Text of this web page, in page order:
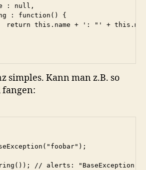
simples. Kann man z.B. so
fangen:
// alerts: "BaseException: